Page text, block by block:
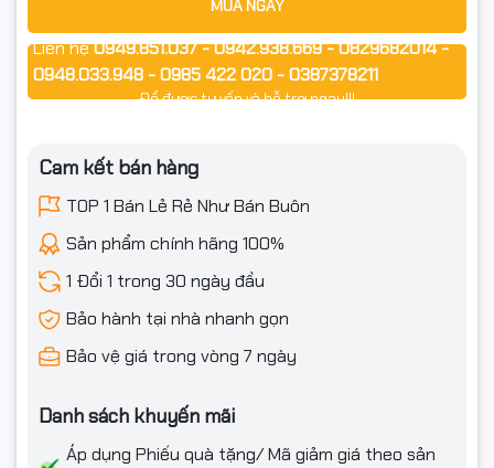
MUA NGAY
Liên hệ0949.851.037 - 0942.938.669 - 0829682014 -
0948.033.948 - 0985 422 020 - 0387378211
Để được tư vấn và hỗ trợ ngay!!!
Cam kết bán hàng
TOP 1 Bán Lẻ Rẻ Như Bán Buôn
Sản phẩm chính hãng 100%
1 Đổi 1 trong 30 ngày đầu
Bảo hành tại nhà nhanh gọn
Bảo vệ giá trong vòng 7 ngày
Danh sách khuyến mãi
Áp dụng Phiếu quà tặng/ Mã giảm giá theo sản
Cam kết
Hàng chính hãng VEGGIEG
Giá tốt, hỗ trợ kỹ thuật tận tình, đầy đủ hóa đơn VAT
#dayvga #vga15m #veggieg #vv202 #dayvga15m #capvga
#hangchinhhang #fullvat